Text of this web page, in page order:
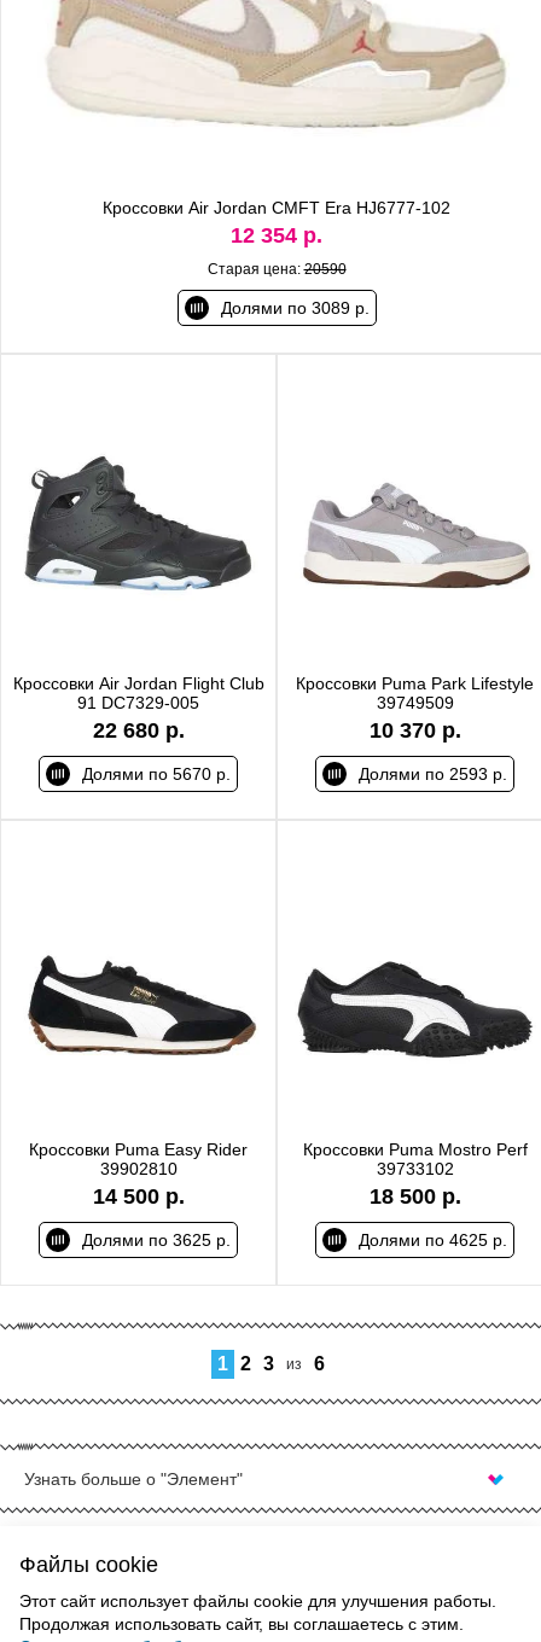
Кроссовки Air Jordan CMFT Era HJ6777-102
12 354 р.
Старая цена:20590
Долями по 3089 р.
Кроссовки Air Jordan Flight Club
91 DC7329-005
22 680 р.
Долями по 5670 р.
Кроссовки Puma Park Lifestyle
39749509
10 370 р.
Долями по 2593 р.
Кроссовки Puma Easy Rider
39902810
14 500 р.
Долями по 3625 р.
Кроссовки Puma Mostro Perf
39733102
18 500 р.
Долями по 4625 р.
1 2 3 из 6
Узнать больше о "Элемент"
мнению — лучшее решение
тех людей, кто предпочитает
них», ведь по-сути они требуют
покупателя —
чёрно-белых
ВВЕРХ
Файлы cookie
Этот сайт использует файлы cookie для улучшения работы.
Продолжая использовать сайт, вы соглашаетесь с этим.